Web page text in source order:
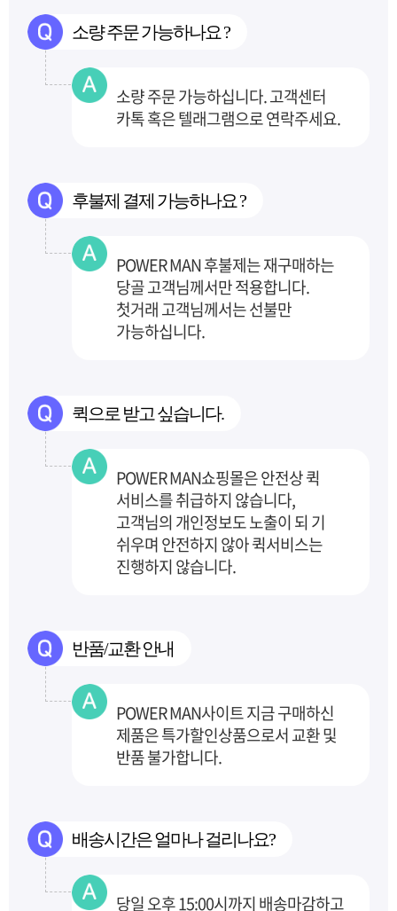
소량 주문 가능하나요 ?
소량 주문 가능하십니다. 고객센터
카톡 혹은 텔래그램으로 연락주세요.
후불제 결제 가능하나요 ?
POWER MAN 후불제는 재구매하는
당골 고객님께서만 적용합니다.
첫거래 고객님께서는 선불만
가능하십니다.
퀵으로 받고 싶습니다.
POWER MAN쇼핑몰은 안전상 퀵
서비스를 취급하지 않습니다,
고객님의 개인정보도 노출이 되 기
쉬우며 안전하지 않아 퀵서비스는
진행하지 않습니다.
반품/교환 안내
POWER MAN사이트 지금 구매하신
제품은 특가할인상품으로서 교환 및
반품 불가합니다.
배송시간은 얼마나 걸리나요?
당일 오후 15:00시까지 배송마감하고